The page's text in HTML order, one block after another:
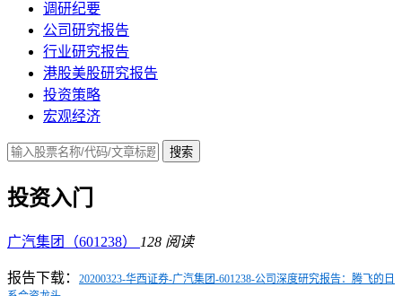
调研纪要
公司研究报告
行业研究报告
港股美股研究报告
投资策略
宏观经济
投资入门
广汽集团（601238） 128 阅读
报告下载：
20200323-华西证券-广汽集团-601238-公司深度研究报告：腾飞的日